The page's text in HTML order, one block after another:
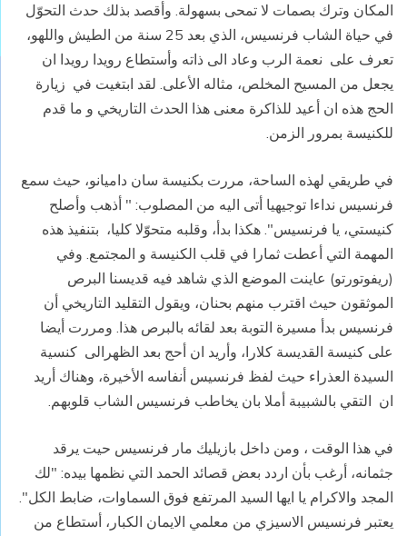
المكان وترك بصمات لا تمحى بسهولة. وأقصد بذلك حدث التحوّل
في حياة الشاب فرنسيس، الذي بعد 25 سنة من الطيش واللهو،
تعرف على نعمة الرب وعاد الى ذاته وأستطاع رويدا رويدا ان
يجعل من المسيح المخلص، مثاله الأعلى. لقد ابتغيت في زيارة
الحج هذه ان أعيد للذاكرة معنى هذا الحدث التاريخي و ما قدم
للكنيسة بمرور الزمن.
في طريقي لهذه الساحة، مررت بكنيسة سان داميانو، حيث سمع
فرنسيس نداءا توجيهيا أتى اليه من المصلوب: " أذهب وأصلح
كنيستي، يا فرنسيس". هكذا بدأ، وقلبه متحوّلا كليا، بتنفيذ هذه
المهمة التي أعطت ثمارا في قلب الكنيسة و المجتمع. وفي
(ريفوتورتو) عاينت الموضع الذي شاهد فيه قديسنا البرص
الموثقون حيث اقترب منهم بحنان، ويقول التقليد التاريخي أن
فرنسيس بدأ مسيرة التوبة بعد لقائه بالبرص هذا. ومررت أيضا
على كنيسة القديسة كلارا، وأريد ان أحج بعد الظهرالى كنسية
السيدة العذراء حيث لفظ فرنسيس أنفاسه الأخيرة، وهناك أريد
ان التقي بالشبيبة أملا بان يخاطب فرنسيس الشاب قلوبهم.
في هذا الوقت ، ومن داخل بازيليك مار فرنسيس حيت يرقد
جثمانه، أرغب بأن اردد بعض قصائد الحمد التي نظمها بيده: "لك
المجد والاكرام يا ايها السيد المرتفع فوق السماوات، ضابط الكل".
يعتبر فرنسيس الاسيزي من معلمي الايمان الكبار، أستطاع من